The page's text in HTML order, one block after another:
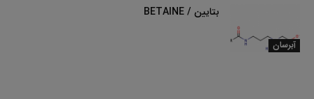
آبرسان
بتایین / BETAINE